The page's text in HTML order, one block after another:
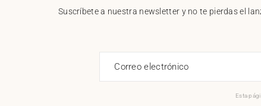
Suscríbete a nuestra newsletter y no te pierdas el
Correo electrónico
Esta